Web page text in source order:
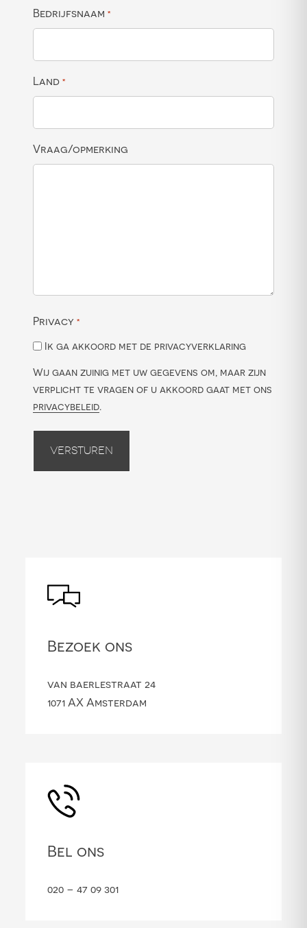
Bedrijfsnaam *
Land *
Vraag/opmerking
Privacy *
Ik ga akkoord met de privacyverklaring
Wij gaan zuinig met uw gegevens om, maar zijn
verplicht te vragen of u akkoord gaat met ons
privacybeleid.
Versturen
Bezoek ons
van baerlestraat 24
1071 AX Amsterdam
Bel ons
020 – 47 09 301